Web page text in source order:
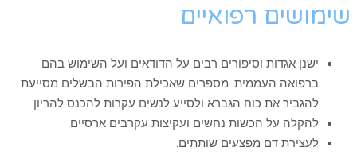
שימושים רפואיים
ישנן אגדות וסיפורים רבים על הדודאים ועל השימוש בהם
ברפואה העממית. מספרים שאכילת הפירות הבשלים מסייעת
להגביר את כוח הגברא ולסייע לנשים עקרות להכנס להריון.
להקלה על הכשות נחשים ועקיצות עקרבים ארסיים.
לעצירת דם מפצעים שותתים.